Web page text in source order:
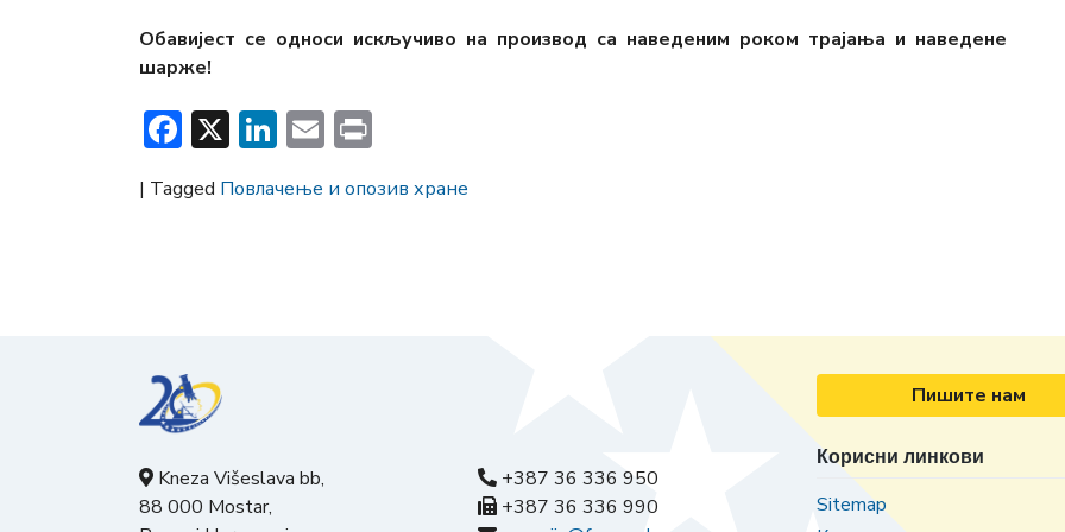
Обавијест се односи искључиво на производ са наведеним роком трајања и наведене
шарже!
Facebook
X LinkedIn
Email
| Tagged Повлачење и опозив хране
Kneza Višeslava bb,
88 000 Mostar,
+387 36 336 950
+387 36 336 990
Пишите нам
Корисни линкови
Sitemap